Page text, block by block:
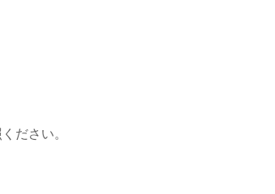
ださい。